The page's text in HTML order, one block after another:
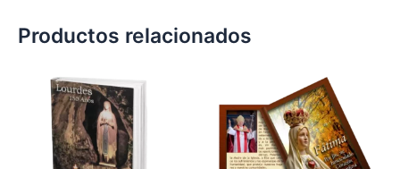
Productos relacionados